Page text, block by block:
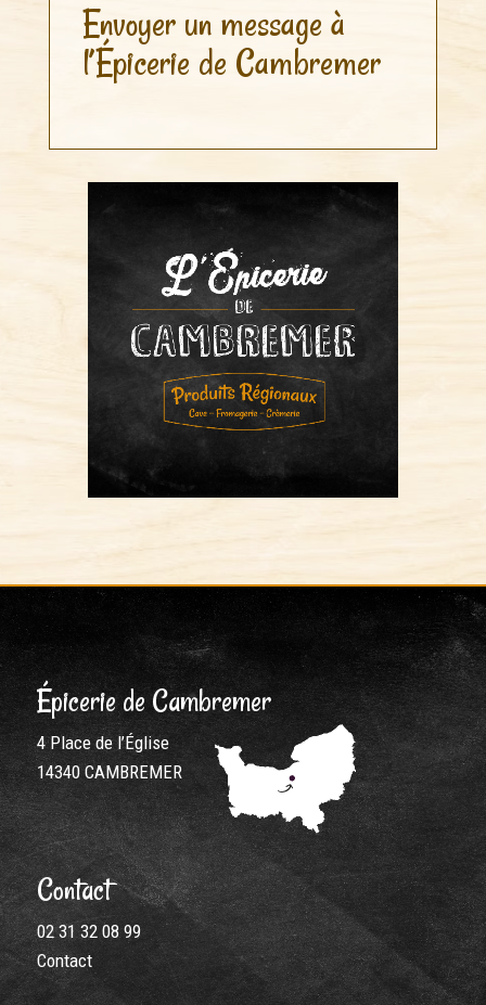
Envoyer un message à
l’Épicerie de Cambremer
Épicerie de Cambremer
4 Place de l’Église
14340 CAMBREMER
Contact
02 31 32 08 99
Contact